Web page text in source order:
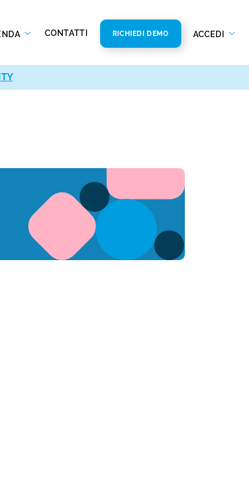
CONTATTI RICHIEDI DEMO ACCEDI